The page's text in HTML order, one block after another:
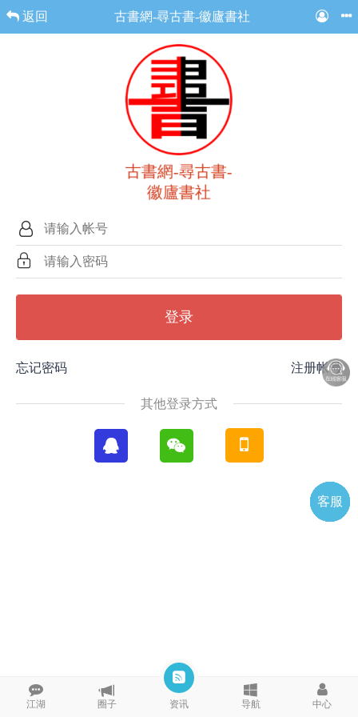
返回 古書網-尋古書-徽廬書社
古書網-尋古書-
徽廬書社
登录
忘记密码 注册帐号
其他登录方式
江湖 圈子 资讯 导航 中心
客服
QQ
电话
微信
微聊
TOP